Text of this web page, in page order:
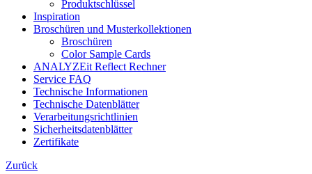
Produktschlüssel
Inspiration
Broschüren und Musterkollektionen
Broschüren
Color Sample Cards
ANALYZEit Reflect Rechner
Service FAQ
Technische Informationen
Technische Datenblätter
Verarbeitungsrichtlinien
Sicherheitsdatenblätter
Zertifikate
Zurück